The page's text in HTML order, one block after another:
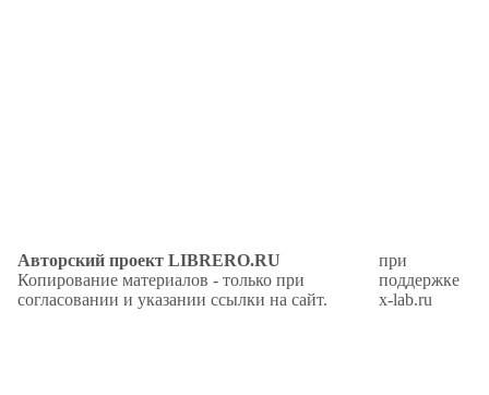
Авторский проект LIBRERO.RU
Копирование материалов - только при
согласовании и указании ссылки на сайт.
при
поддержке
x-lab.ru